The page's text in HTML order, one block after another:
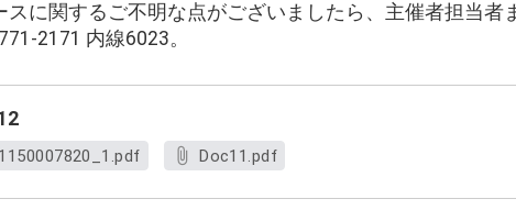
スに関するご不明な点がございましたら、主催者担当者
2171 内線6023。
1150007820_1.pdf Doc11.pdf